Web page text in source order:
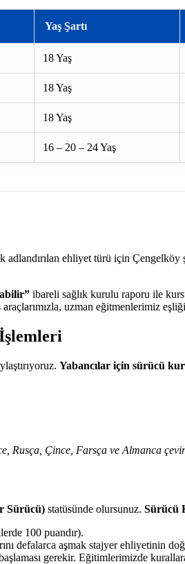
Yaş Şartı
18 Yaş
18 Yaş
18 Yaş
16 – 20 – 24 Yaş
adlandırılan ehliyet türü için Çengelköy
ibareli sağlık kurulu raporu ile
uzman eğitmenlerimiz
Yabancılar için sürücü
Rusça, Çince, Farsça ve Almanca
Sürücü) statüsünde olursunuz. Sürücü
100 puandır).
defalarca aşmak stajyer ehliyetinin
gerekir. Eğitimlerimizde